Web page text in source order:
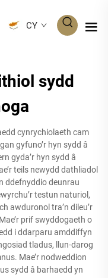
CY
sydd
cynrychiolaeth cam
gyfuno’r hyn sydd â
gyda’r hyn sydd â
teils newydd dathliadol
ddefnyddio deunrau
testun naturiol,
awduronol tra’n dileu’r
prif swyddogaeth o
i ddarparu amddiffyn
tladus, llun-darog
Mae’r nodweddion
sydd â barhaedd yn